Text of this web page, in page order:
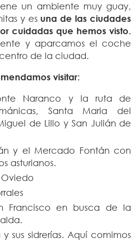
un ambiente muy guay,
y es una de las ciudades
cuidadas que hemos visto.
y aparcamos el coche
de la ciudad.
visitar:
Naranco y la ruta de
Santa Maria del
de Lillo y San Julián de
y el Mercado Fontán con
asturianos.
Francisco en busca de la
sus sidrerías. Aquí comimos